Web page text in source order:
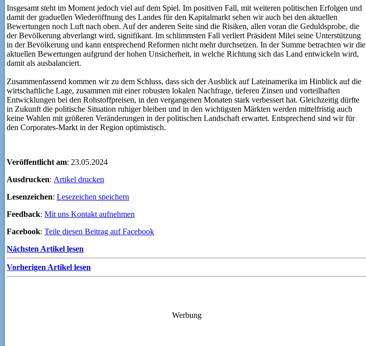
Insgesamt steht im Moment jedoch viel auf dem Spiel. Im positiven Fall, mit weiteren politischen Erfolgen und
damit der graduellen Wiederöffnung des Landes für den Kapitalmarkt sehen wir auch bei den aktuellen
Bewertungen noch Luft nach oben. Auf der anderen Seite sind die Risiken, allen voran die Geduldsprobe, die
der Bevölkerung abverlangt wird, signifikant. Im schlimmsten Fall verliert Präsident Milei seine Unterstützung
in der Bevölkerung und kann entsprechend Reformen nicht mehr durchsetzen. In der Summe betrachten wir die
aktuellen Bewertungen aufgrund der hohen Unsicherheit, in welche Richtung sich das Land entwickeln wird,
damit als ausbalanciert.
Zusammenfassend kommen wir zu dem Schluss, dass sich der Ausblick auf Lateinamerika im Hinblick auf die
wirtschaftliche Lage, zusammen mit einer robusten lokalen Nachfrage, tieferen Zinsen und vorteilhaften
Entwicklungen bei den Rohstoffpreisen, in den vergangenen Monaten stark verbessert hat. Gleichzeitig dürfte
in Zukunft die politische Situation ruhiger bleiben und in den wichtigsten Märkten werden mittelfristig auch
keine Wahlen mit größeren Veränderungen in der politischen Landschaft erwartet. Entsprechend sind wir für
den Corporates-Markt in der Region optimistisch.
Veröffentlicht am: 23.05.2024
Ausdrucken: Artikel drucken
Lesenzeichen: Lesezeichen speichern
Feedback: Mit uns Kontakt aufnehmen
Facebook: Teile diesen Beitrag auf Facebook
Nächsten Artikel lesen
Vorherigen Artikel lesen
Werbung